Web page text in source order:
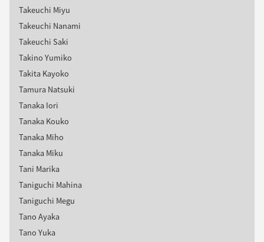
Takeuchi Miyu
Takeuchi Nanami
Takeuchi Saki
Takino Yumiko
Takita Kayoko
Tamura Natsuki
Tanaka Iori
Tanaka Kouko
Tanaka Miho
Tanaka Miku
Tani Marika
Taniguchi Mahina
Taniguchi Megu
Tano Ayaka
Tano Yuka